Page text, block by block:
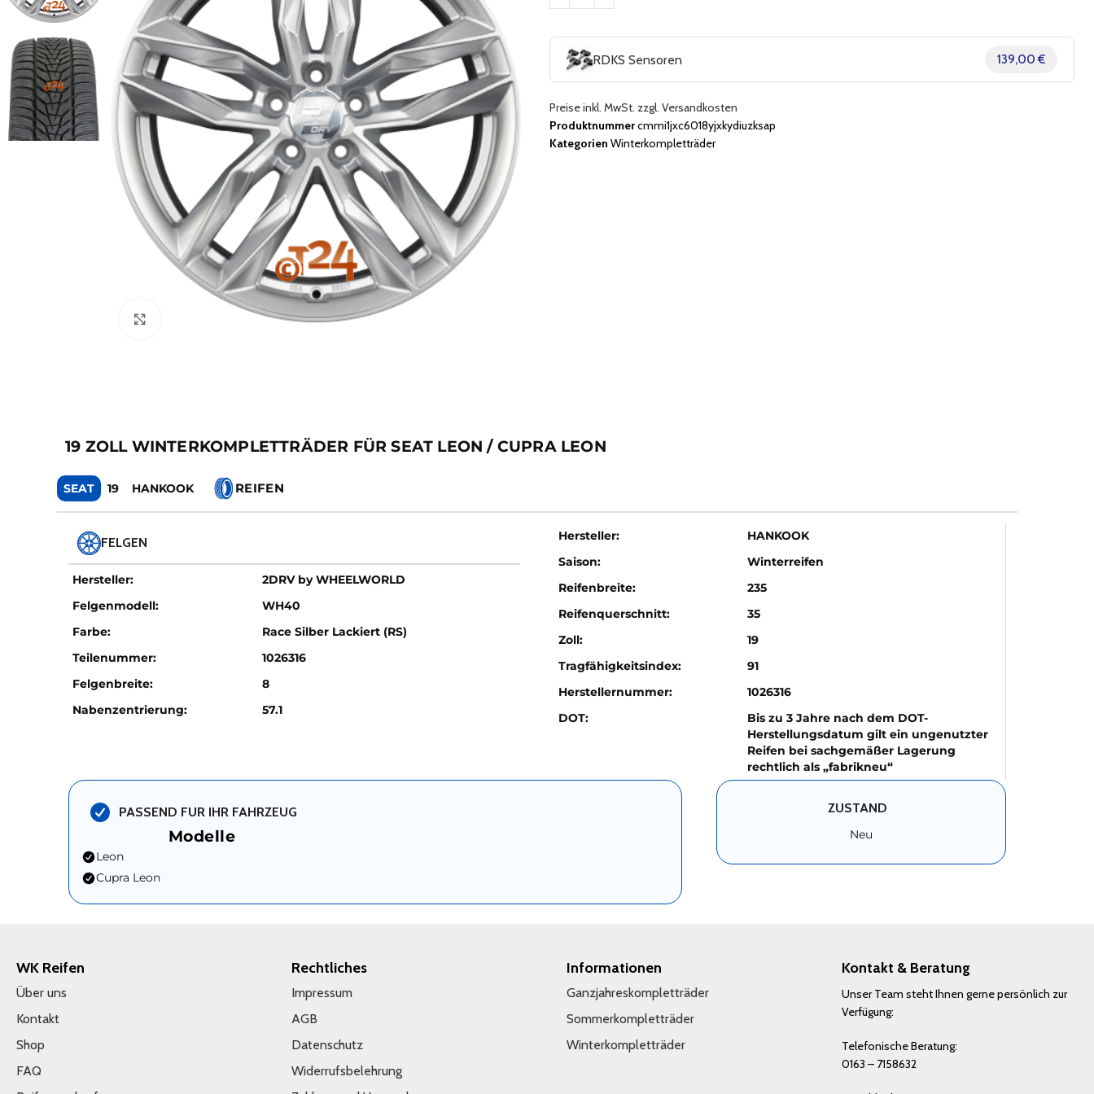
Zum Vergrößern klicken
RDKS Sensoren 139,00 €
Preise inkl. MwSt. zzgl. Versandkosten
Produktnummercmmi1jxc6018yjxkydiuzksap
Kategorien Winterkompletträder
19 ZOLL WINTERKOMPLETTRÄDER FÜR SEAT LEON / CUPRA LEON
SEAT 19 HANKOOK REIFEN
FELGEN
Hersteller:
2DRV by WHEELWORLD
Felgenmodell:
WH40
Farbe:
Race Silber Lackiert (RS)
Teilenummer:
1026316
Felgenbreite:
8
Nabenzentrierung:
57.1
Hersteller:
HANKOOK
Saison:
Winterreifen
Reifenbreite:
235
Reifenquerschnitt:
35
Zoll:
19
Tragfähigkeitsindex:
91
Herstellernummer:
1026316
DOT:
Bis zu 3 Jahre nach dem DOT-
Herstellungsdatum gilt ein ungenutzter
Reifen bei sachgemäßer Lagerung
rechtlich als „fabrikneu“
PASSEND FUR IHR FAHRZEUG
Modelle
Leon
Cupra Leon
ZUSTAND
Neu
WK Reifen
Über uns
Kontakt
Shop
FAQ
Rechtliches
Impressum
AGB
Datenschutz
Widerrufsbelehrung
Informationen
Ganzjahreskompletträder
Sommerkompletträder
Winterkompletträder
Kontakt & Beratung
Unser Team steht Ihnen gerne persönlich zur
Verfügung:
Telefonische Beratung:
0163 – 7158632